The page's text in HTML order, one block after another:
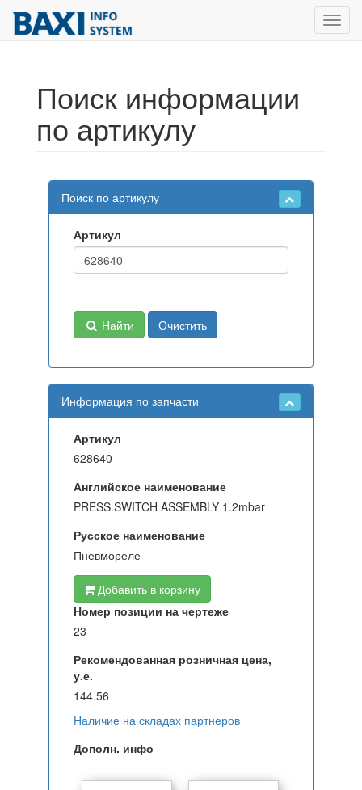
Поиск информации
по артикулу
Поиск по артикулу
Артикул
Найти Очистить
Информация по запчасти
Артикул
628640
Английское наименование
PRESS.SWITCH ASSEMBLY 1.2mbar
Русское наименование
Пневмореле
Добавить в корзину
Номер позиции на чертеже
23
Рекомендованная розничная цена,
у.е.
144.56
Наличие на складах партнеров
Дополн. инфо